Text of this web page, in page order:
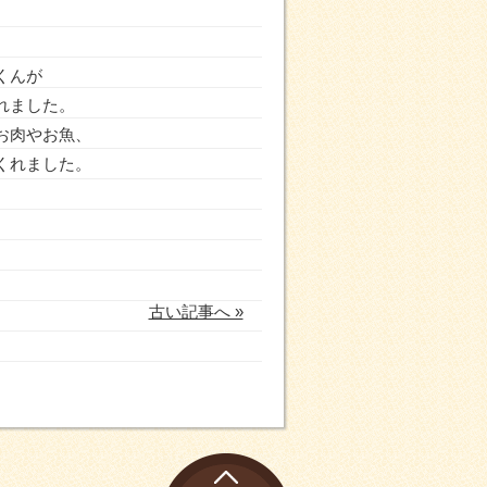
んが
した。
やお魚、
ました。
古い記事へ »